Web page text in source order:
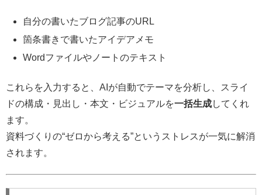
自分の書いたブログ記事のURL
箇条書きで書いたアイデアメモ
Wordファイルやノートのテキスト
これらを入力すると、AIが自動でテーマを分析し、スライ
ドの構成・見出し・本文・ビジュアルを一括生成してくれ
ます。
資料づくりの“ゼロから考える”というストレスが一気に解消
されます。